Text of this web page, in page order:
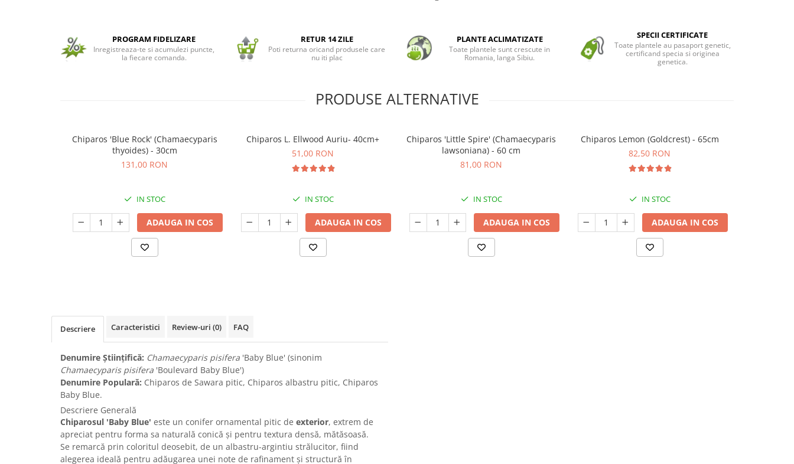
Seminte de Legume/FructePROGRAM FIDELIZARE
Inregistreaza-te si acumulezi puncte,
la fiecare comanda.
RETUR 14 ZILE
Poti returna oricand produsele care
nu iti plac
PLANTE ACLIMATIZATE
Toate plantele sunt crescute in
Romania, langa Sibiu.
SPECII CERTIFICATE
Toate plantele au pasaport genetic,
certificand specia si originea
genetica.
PRODUSE ALTERNATIVE
Chiparos 'Blue Rock' (Chamaecyparis
thyoides) - 30cm
131,00 RON
IN STOC
ADAUGA IN COS
Chiparos L. Ellwood Auriu- 40cm+
51,00 RON
IN STOC
ADAUGA IN COS
Chiparos 'Little Spire' (Chamaecyparis
lawsoniana) - 60 cm
81,00 RON
IN STOC
ADAUGA IN COS
Chiparos Lemon (Goldcrest) - 65cm
82,50 RON
IN STOC
ADAUGA IN COS
Descriere Caracteristici Review-uri (0) FAQ
Denumire Științifică: Chamaecyparis pisifera 'Baby Blue' (sinonim
Chamaecyparis pisifera 'Boulevard Baby Blue')
Denumire Populară: Chiparos de Sawara pitic, Chiparos albastru pitic, Chiparos
Baby Blue.
Descriere Generală
Chiparosul 'Baby Blue' este un conifer ornamental pitic de exterior, extrem de
apreciat pentru forma sa naturală conică și pentru textura densă, mătăsoasă.
Se remarcă prin coloritul deosebit, de un albastru-argintiu strălucitor, fiind
alegerea ideală pentru adăugarea unei note de rafinament și structură în